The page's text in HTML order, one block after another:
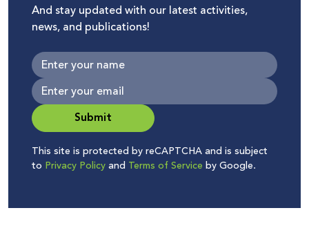
And stay updated with our latest activities,
news, and publications!
Submit
This site is protected by reCAPTCHA and is subject
to Privacy Policyand Terms of Service by Google.